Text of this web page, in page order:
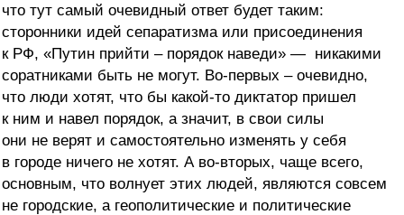
что тут самый очевидный ответ будет таким:
сторонники идей сепаратизма или присоединения
к РФ, «Путин прийти – порядок наведи» — никакими
соратниками быть не могут. Во-первых – очевидно,
что люди хотят, что бы какой-то диктатор пришел
к ним и навел порядок, а значит, в свои силы
они не верят и самостоятельно изменять у себя
в городе ничего не хотят. А во-вторых, чаще всего,
основным, что волнует этих людей, являются совсем
не городские, а геополитические и политические